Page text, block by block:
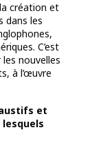
création et
dans les
C’est
les nouvelles
à l’œuvre
et